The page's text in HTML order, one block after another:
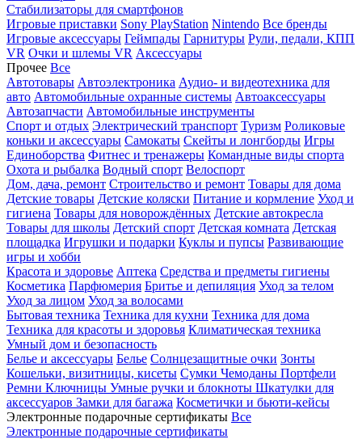
Стабилизаторы для смартфонов
Игровые приставки Sony PlayStation Nintendo Все бренды
Игровые аксессуары Геймпады Гарнитуры Рули, педали, КПП
VR Очки и шлемы VR Аксессуары
Прочее Все
Автотовары Автоэлектроника Аудио- и видеотехника для
авто Автомобильные охранные системы Автоаксессуары
Автозапчасти Автомобильные инструменты
Спорт и отдых Электрический транспорт Туризм Роликовые
коньки и аксессуары Самокаты Скейты и лонгборды Игры
Единоборства Фитнес и тренажеры Командные виды спорта
Охота и рыбалка Водный спорт Велоспорт
Дом, дача, ремонт Строительство и ремонт Товары для дома
Детские товары Детские коляски Питание и кормление Уход и
гигиена Товары для новорождённых Детские автокресла
Товары для школы Детский спорт Детская комната Детская
площадка Игрушки и подарки Куклы и пупсы Развивающие
игры и хобби
Красота и здоровье Аптека Средства и предметы гигиены
Косметика Парфюмерия Бритье и депиляция Уход за телом
Уход за лицом Уход за волосами
Бытовая техника Техника для кухни Техника для дома
Техника для красоты и здоровья Климатическая техника
Умный дом и безопасность
Белье и аксессуары Белье Солнцезащитные очки Зонты
Кошельки, визитницы, кисеты Сумки Чемоданы Портфели
Ремни Ключницы Умные ручки и блокноты Шкатулки для
аксессуаров Замки для багажа Косметички и бьюти-кейсы
Электронные подарочные сертификаты Все
Электронные подарочные сертификаты